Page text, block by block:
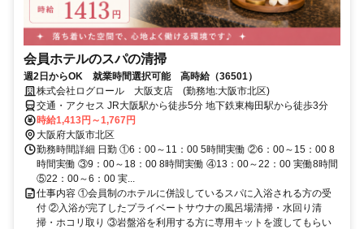
会員ホテルのスパの清掃
週2日からOK 就業時間選択可能 高時給（36501）
株式会社ログロール 大阪支店 (勤務地:大阪市北区)
交通・アクセス JR大阪駅から徒歩5分 地下鉄東梅田駅から徒歩3分
時給1,413円～1,767円
大阪府大阪市北区
勤務時間詳細 日勤 ①6：00～11：00 5時間実働 ②6：00～15：00 8
時間実働 ③9：00～18：00 8時間実働 ④13：00～22：00 実働8時間
⑤22：00～6：00 実...
仕事内容 ①会員制のホテルに併設しているスパに入浴される方の受
付 ②入浴が完了したプライベートサウナの風呂場清掃・水回り清
掃・ホコリ取り ③岩盤浴を利用する方に専用キットを渡してもらい